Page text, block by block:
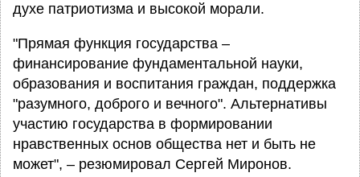
духе патриотизма и высокой морали.
"Прямая функция государства –
финансирование фундаментальной науки,
образования и воспитания граждан, поддержка
"разумного, доброго и вечного". Альтернативы
участию государства в формировании
нравственных основ общества нет и быть не
может", – резюмировал Сергей Миронов.